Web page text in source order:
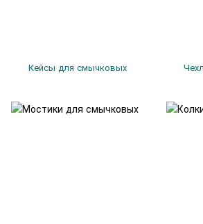
Кейсы для смычковых